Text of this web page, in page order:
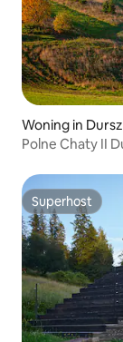
Woning in
Polne Chaty II
Superhost
Superhost